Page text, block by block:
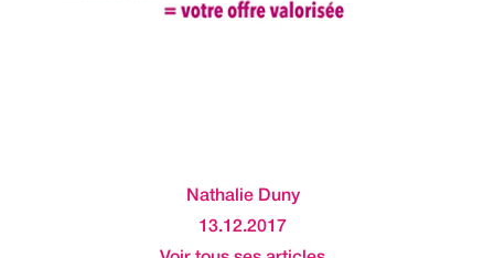
Nathalie Duny
13.12.2017